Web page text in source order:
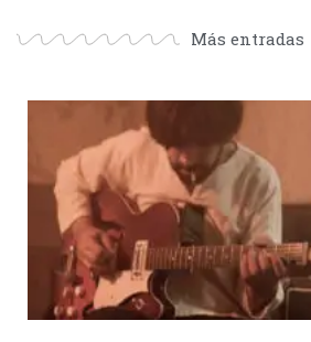
Más entradas